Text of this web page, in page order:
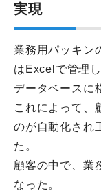
実現
業務用パッキン
はExcelで管理
データベースに
これによって、
のが自動化され
た。
顧客の中で、業
なった。